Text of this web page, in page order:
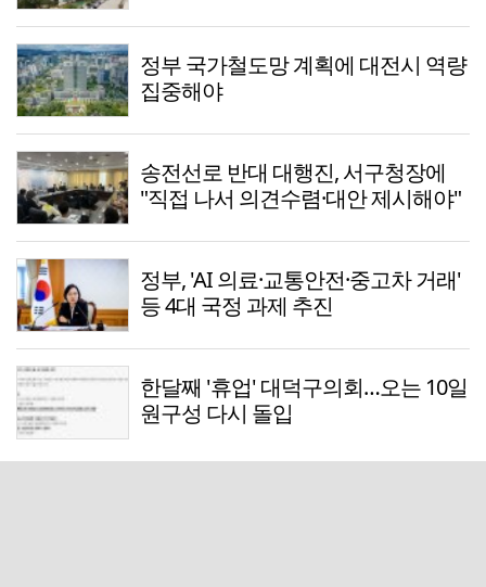
정부 국가철도망 계획에 대전시 역량
집중해야
송전선로 반대 대행진, 서구청장에
"직접 나서 의견수렴·대안 제시해야"
정부, 'AI 의료·교통안전·중고차 거래'
등 4대 국정 과제 추진
한달째 '휴업' 대덕구의회…오는 10일
원구성 다시 돌입